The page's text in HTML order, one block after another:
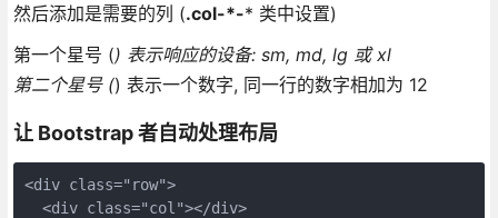
然后添加是需要的列 (.col-*-* 类中设置)
第一个星号 () 表示响应的设备: sm, md, lg 或 xl
第二个星号 () 表示一个数字, 同一行的数字相加为 12
让 Bootstrap 者自动处理布局
<div class="row">
  <div class="col"></div>